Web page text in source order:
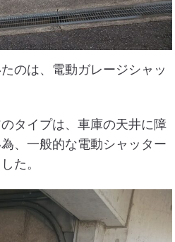
のは、電動ガレージシャッ
タイプは、車庫の天井に障
、一般的な電動シャッター
た。